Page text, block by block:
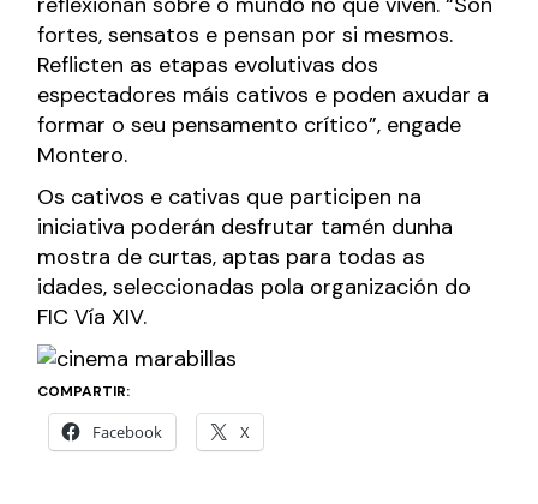
fortes, sensatos e pensan por si mesmos.
Reflicten as etapas evolutivas dos
espectadores máis cativos e poden axudar a
formar o seu pensamento crítico”, engade
Montero.
Os cativos e cativas que participen na
iniciativa poderán desfrutar tamén dunha
mostra de curtas, aptas para todas as
idades, seleccionadas pola organización do
FIC Vía XIV.
COMPARTIR:
Facebook X